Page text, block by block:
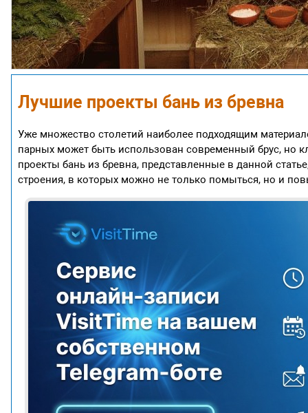
Лучшие проекты бань из бревна
Уже множество столетий наиболее подходящим
парных может быть использован современный брус, но
проекты бань из бревна, представленные в данной
строения, в которых можно не только помыться, но и